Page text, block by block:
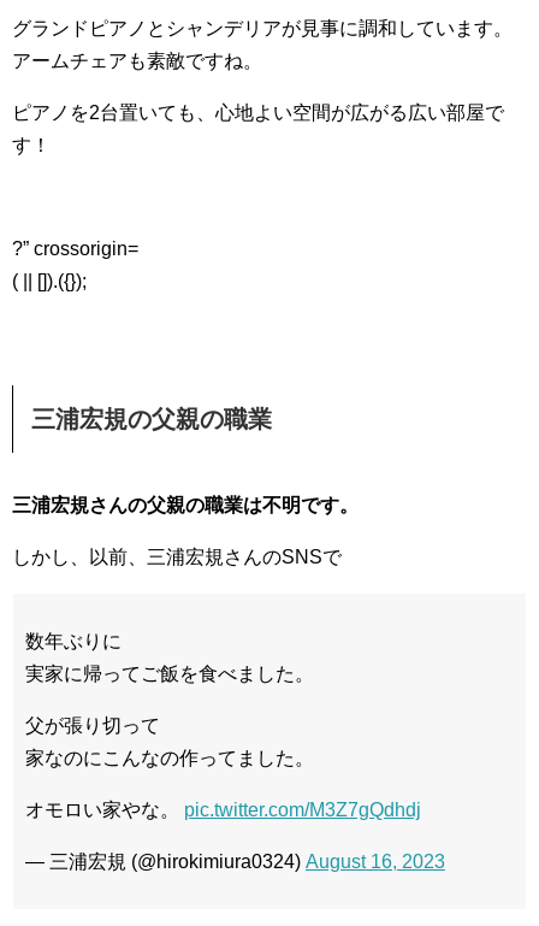
グランドピアノとシャンデリアが見事に調和しています。
アームチェアも素敵ですね。
ピアノを2台置いても、心地よい空間が広がる広い部屋で
す！
?” crossorigin=
( || []).({});
三浦宏規の父親の職業
三浦宏規さんの父親の職業は不明です。
しかし、以前、三浦宏規さんのSNSで
数年ぶりに
実家に帰ってご飯を食べました。
父が張り切って
家なのにこんなの作ってました。
オモロい家やな。 pic.twitter.com/M3Z7gQdhdj
— 三浦宏規 (@hirokimiura0324) August 16, 2023